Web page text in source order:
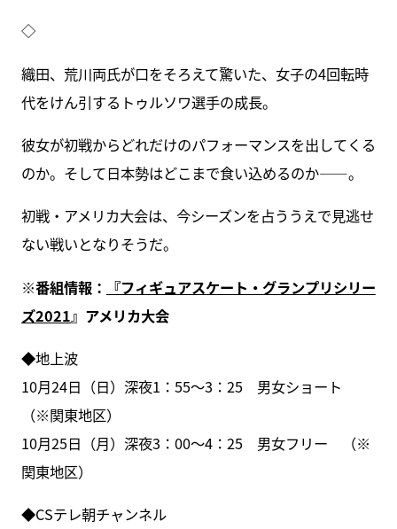
◇
織田、荒川両氏が口をそろえて驚いた、女子の4回転時
代をけん引するトゥルソワ選手の成長。
彼女が初戦からどれだけのパフォーマンスを出してくる
のか。そして日本勢はどこまで食い込めるのか――。
初戦・アメリカ大会は、今シーズンを占ううえで見逃せ
ない戦いとなりそうだ。
※番組情報：
『フィギュアスケート・グランプリシリー
ズ2021』アメリカ大会
◆地上波
10月24日（日）深夜1：55～3：25 男女ショート
（※関東地区）
10月25日（月）深夜3：00～4：25 男女フリー （※
関東地区）
◆CSテレ朝チャンネル